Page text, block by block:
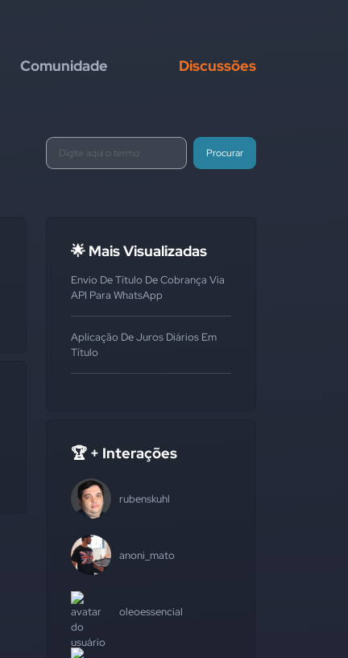
Comunidade Discussões
Procurar
🌟 Mais Visualizadas
Envio De Título De Cobrança Via
API Para WhatsApp
Aplicação De Juros Diários Em
Título
🏆 + Interações
rubenskuhl
anoni_mato
oleoessencial